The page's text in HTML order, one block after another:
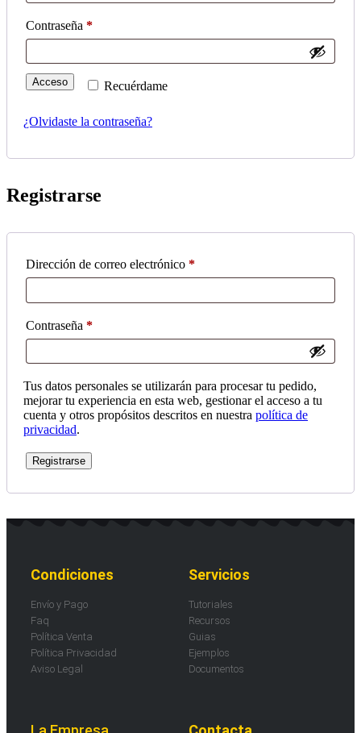
Contraseña *
Recuérdame
Acceso
¿Olvidaste la contraseña?
Registrarse
Dirección de correo electrónico *
Contraseña *
Tus datos personales se utilizarán para procesar tu pedido,
mejorar tu experiencia en esta web, gestionar el acceso a tu
cuenta y otros propósitos descritos en nuestra política de
privacidad.
Registrarse
Condiciones
Envío y Pago
Faq
Política Venta
Política Privacidad
Aviso Legal
Servicios
Tutoriales
Recursos
Guias
Ejemplos
Documentos